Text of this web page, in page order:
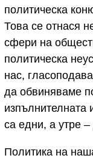
политическа
Това се отнася
сфери на
политическа
нас,
да обвиняваме
изпълнителната
са едни, а утре –
Политика на